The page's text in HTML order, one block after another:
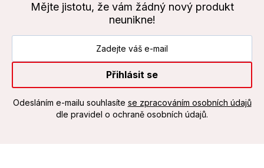
Mějte jistotu, že vám žádný nový produkt
neunikne!
Přihlásit se
Odesláním e-mailu souhlasíte se zpracováním osobních údajů
dle pravidel o ochraně osobních údajů.